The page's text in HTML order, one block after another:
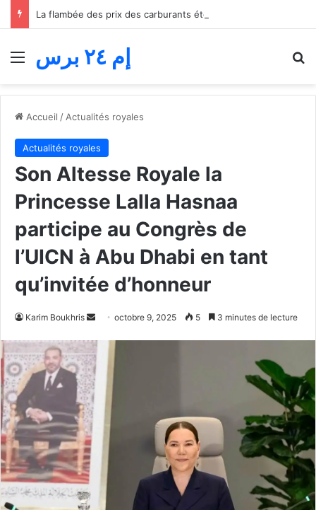
Menu إم ٢٤ برس
Accueil / Actualités royales
Actualités royales
Son Altesse Royale la
Princesse Lalla Hasnaa
participe au Congrès de
l’UICN à Abu Dhabi en tant
qu’invitée d’honneur
Karim Boukhris
Envoyer
courriel
octobre 9, 2025 5 3 minutes de lecture